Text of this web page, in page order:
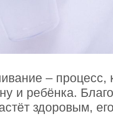
– процесс,
и ребёнка.
здоровым,